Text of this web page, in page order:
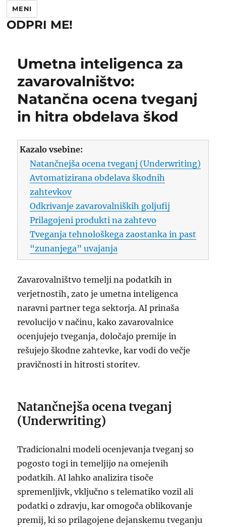
ODPRI ME!
MENI
Umetna inteligenca za
zavarovalništvo:
Natančna ocena tveganj
in hitra obdelava škod
Kazalo vsebine:
Natančnejša ocena tveganj (Underwriting)
Avtomatizirana obdelava škodnih
zahtevkov
Odkrivanje zavarovalniških goljufij
Prilagojeni produkti na zahtevo
Tveganja tehnološkega zaostanka in past
“zunanjega” uvajanja
Zavarovalništvo temelji na podatkih in
verjetnostih, zato je umetna inteligenca
naravni partner tega sektorja.AI prinaša
revolucijo v načinu, kako zavarovalnice
ocenjujejo tveganja, določajo premije in
rešujejo škodne zahtevke, kar vodi do večje
pravičnosti in hitrosti storitev.
Natančnejša ocena tveganj
(Underwriting)
Tradicionalni modeli ocenjevanja tveganj so
pogosto togi in temeljijo na omejenih
podatkih. AI lahko analizira tisoče
spremenljivk, vključno s telematiko vozil ali
podatki o zdravju, kar omogoča oblikovanje
premij, ki so prilagojene dejanskemu tveganju